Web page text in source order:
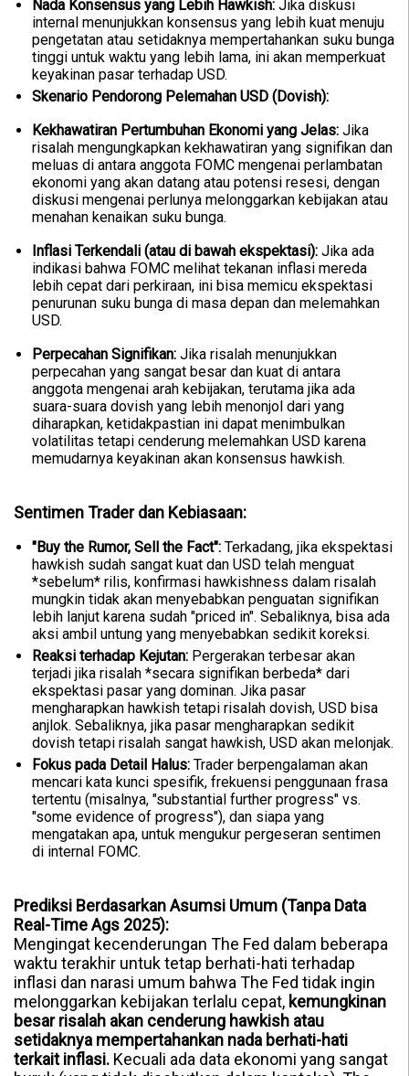
Nada Konsensus yang Lebih Hawkish: Jika diskusi
internal menunjukkan konsensus yang lebih kuat menuju
pengetatan atau setidaknya mempertahankan suku bunga
tinggi untuk waktu yang lebih lama, ini akan memperkuat
keyakinan pasar terhadap USD.
Skenario Pendorong Pelemahan USD (Dovish):
Kekhawatiran Pertumbuhan Ekonomi yang Jelas: Jika
risalah mengungkapkan kekhawatiran yang signifikan dan
meluas di antara anggota FOMC mengenai perlambatan
ekonomi yang akan datang atau potensi resesi, dengan
diskusi mengenai perlunya melonggarkan kebijakan atau
menahan kenaikan suku bunga.
Inflasi Terkendali (atau di bawah ekspektasi): Jika ada
indikasi bahwa FOMC melihat tekanan inflasi mereda
lebih cepat dari perkiraan, ini bisa memicu ekspektasi
penurunan suku bunga di masa depan dan melemahkan
USD.
Perpecahan Signifikan: Jika risalah menunjukkan
perpecahan yang sangat besar dan kuat di antara
anggota mengenai arah kebijakan, terutama jika ada
suara-suara dovish yang lebih menonjol dari yang
diharapkan, ketidakpastian ini dapat menimbulkan
volatilitas tetapi cenderung melemahkan USD karena
memudarnya keyakinan akan konsensus hawkish.
Sentimen Trader dan Kebiasaan:
"Buy the Rumor, Sell the Fact": Terkadang, jika ekspektasi
hawkish sudah sangat kuat dan USD telah menguat
*sebelum* rilis, konfirmasi hawkishness dalam risalah
mungkin tidak akan menyebabkan penguatan signifikan
lebih lanjut karena sudah "priced in". Sebaliknya, bisa ada
aksi ambil untung yang menyebabkan sedikit koreksi.
Reaksi terhadap Kejutan: Pergerakan terbesar akan
terjadi jika risalah *secara signifikan berbeda* dari
ekspektasi pasar yang dominan. Jika pasar
mengharapkan hawkish tetapi risalah dovish, USD bisa
anjlok. Sebaliknya, jika pasar mengharapkan sedikit
dovish tetapi risalah sangat hawkish, USD akan melonjak.
Fokus pada Detail Halus: Trader berpengalaman akan
mencari kata kunci spesifik, frekuensi penggunaan frasa
tertentu (misalnya, "substantial further progress" vs.
"some evidence of progress"), dan siapa yang
mengatakan apa, untuk mengukur pergeseran sentimen
di internal FOMC.
Prediksi Berdasarkan Asumsi Umum (Tanpa Data
Real-Time Ags 2025):
Mengingat kecenderungan The Fed dalam beberapa
waktu terakhir untuk tetap berhati-hati terhadap
inflasi dan narasi umum bahwa The Fed tidak ingin
melonggarkan kebijakan terlalu cepat, kemungkinan
besar risalah akan cenderung hawkish atau
setidaknya mempertahankan nada berhati-hati
terkait inflasi. Kecuali ada data ekonomi yang sangat